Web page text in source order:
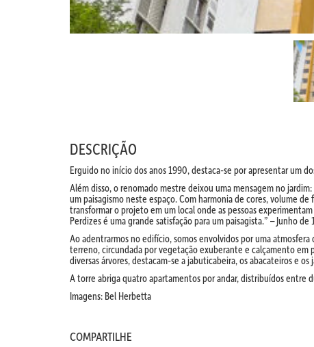
DESCRIÇÃO
Erguido no início dos anos 1990, destaca-se por apresentar um
Além disso, o renomado mestre deixou uma mensagem no
um paisagismo neste espaço. Com harmonia de cores, volume
transformar o projeto em um local onde as pessoas
Perdizes é uma grande satisfação para um paisagista.” – Junho de
Ao adentrarmos no edifício, somos envolvidos por uma
terreno, circundada por vegetação exuberante e calçamento em
diversas árvores, destacam-se a jabuticabeira, os abacateiros e
A torre abriga quatro apartamentos por andar, distribuídos entre
Imagens: Bel Herbetta
COMPARTILHE